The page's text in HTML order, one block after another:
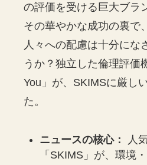
の評価を受ける巨大ブラ
その華やかな成功の裏で
人々への配慮は十分にな
うか？独立した倫理評価
You」が、SKIMSに厳し
た。
ニュースの核心：
人
「SKIMS」が、環境